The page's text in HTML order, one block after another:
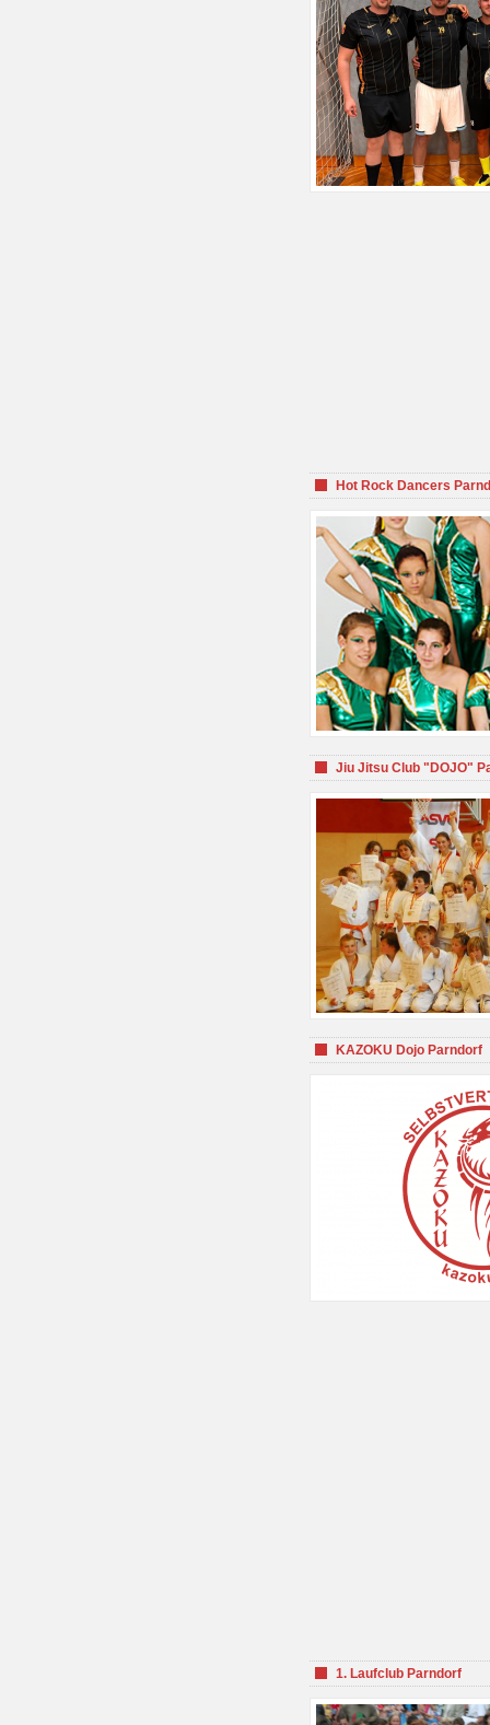
Hot Rock Dancers
Jiu Jitsu Club "DOJO"
KAZOKU Dojo Parndorf
1. Laufclub Parndorf